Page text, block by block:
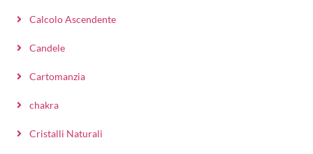
Calcolo Ascendente
Candele
Cartomanzia
chakra
Cristalli Naturali